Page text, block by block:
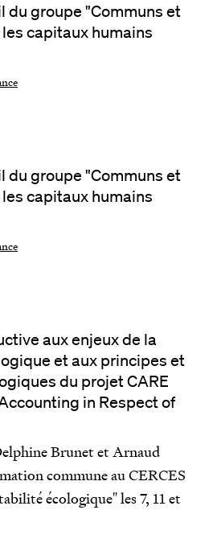
du groupe "Communs et
capitaux humains
du groupe "Communs et
capitaux humains
aux enjeux de la
et aux principes et
du projet CARE
in Respect of
Brunet et Arnaud
commune au CERCES
écologique" les 7, 11 et